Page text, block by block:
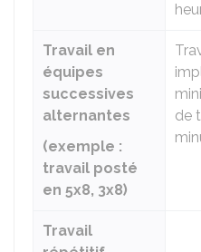
Travail en
équipes
successives
alternantes
(exemple :
travail posté
en 5x8, 3x8)
de
Travail